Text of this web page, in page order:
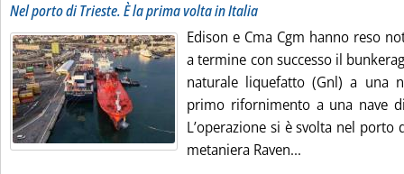
Nel porto di Trieste. È la prima volta in Italia
Edison e Cma Cgm hanno reso
a termine con successo il
naturale liquefatto (Gnl) a una
primo rifornimento a una nave
L’operazione si è svolta nel porto
metaniera Raven...